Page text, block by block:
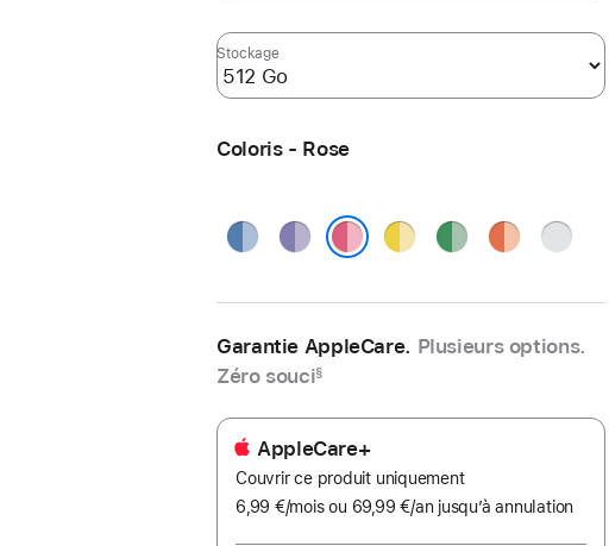
Stockage
Coloris - Rose
Bleu Violet JauneVert OrangeArgent
Garantie AppleCare. Plusieurs options.
Zéro souci§
AppleCare+
Couvrir ce produit uniquement
6,99 €/moispar
ou 69,99 €/an par
jusqu’à annulation